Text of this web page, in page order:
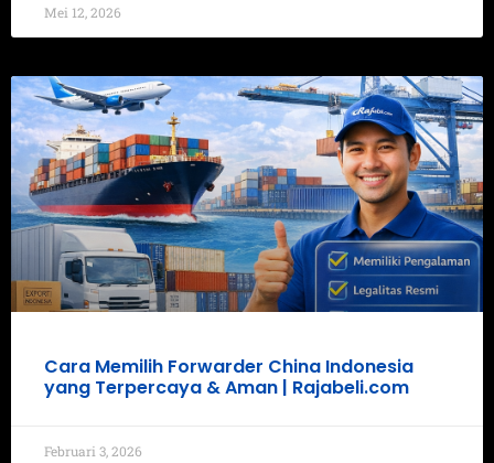
Mei 12, 2026
Cara Memilih Forwarder China Indonesia
yang Terpercaya & Aman | Rajabeli.com
Februari 3, 2026